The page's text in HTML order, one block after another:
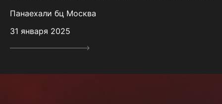
Панаехали бц Москва
31 января 2025